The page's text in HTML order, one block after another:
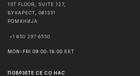
1ST FLOOR, SUITE 127,
БУХАРЕСТ
061331
РОМАНИЈА
+1 650 297 6550
MON-FRI 09:00-18:00 EET
ПОВРЗЕТЕ СЕ СО НАС